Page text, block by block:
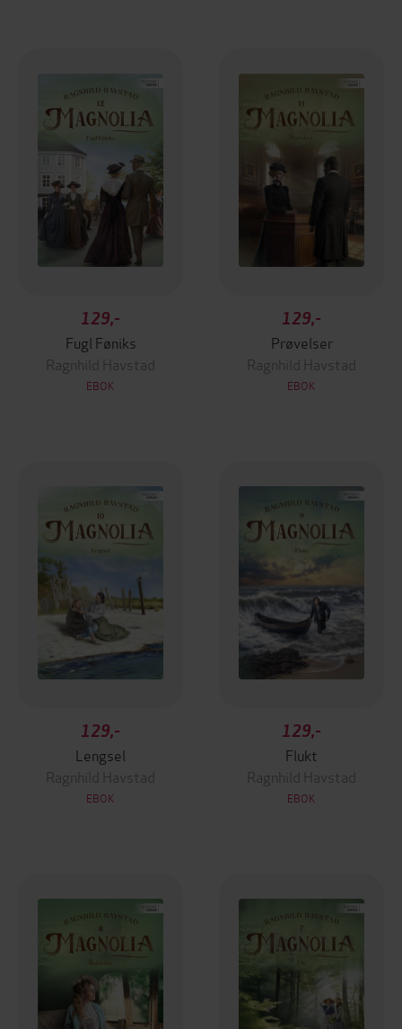
129,-
Fugl Føniks
Ragnhild Havstad
EBOK
129,-
Prøvelser
Ragnhild Havstad
EBOK
129,-
Lengsel
Ragnhild Havstad
EBOK
129,-
Flukt
Ragnhild Havstad
EBOK